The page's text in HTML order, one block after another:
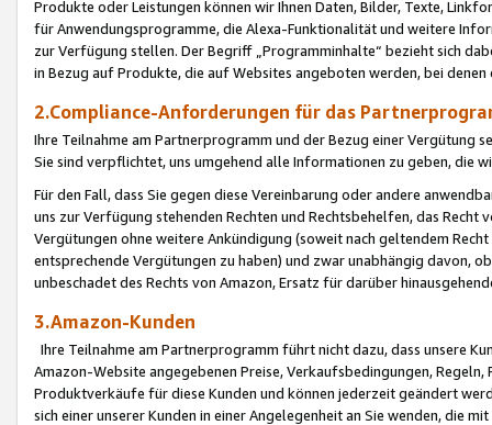
Produkte oder Leistungen können wir Ihnen Daten, Bilder, Texte,
für Anwendungsprogramme, die Alexa-Funktionalität und weitere
zur Verfügung stellen. Der Begriff „Programminhalte“ bezieht sich
in Bezug auf Produkte, die auf Websites angeboten werden, bei
2.Compliance-Anforderungen für das
Ihre Teilnahme am Partnerprogramm und der Bezug einer Vergütung
Sie sind verpflichtet, uns umgehend alle Informationen zu geben, die
Für den Fall, dass Sie gegen diese Vereinbarung oder andere
uns zur Verfügung stehenden Rechten und Rechtsbehelfen, das
Vergütungen ohne weitere Ankündigung (soweit nach geltendem
entsprechende Vergütungen zu haben) und zwar unabhängig davon,
unbeschadet des Rechts von Amazon, Ersatz für darüber
3.Amazon-Kunden
Ihre Teilnahme am Partnerprogramm führt nicht dazu, dass unsere
Amazon-Website angegebenen Preise, Verkaufsbedingungen,
Produktverkäufe für diese Kunden und können jederzeit geändert
sich einer unserer Kunden in einer Angelegenheit an Sie wenden, die